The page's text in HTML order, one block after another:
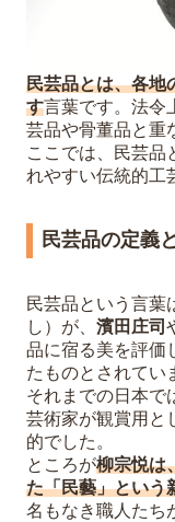
民芸品の
可能で
傷や汚
れます
共箱が
大量に
民芸品とは、各地
す言葉です。法令
芸品や骨董品と重
ここでは、民芸品
れやすい伝統的工
民芸品の定義
民芸品という言葉
し）が、 濱田庄司
品に宿る美を評価
たものとされてい
それまでの日本で
芸術家が観賞用と
的でした。
ところが柳宗悦は
た「民藝」という
名もなき職人たち